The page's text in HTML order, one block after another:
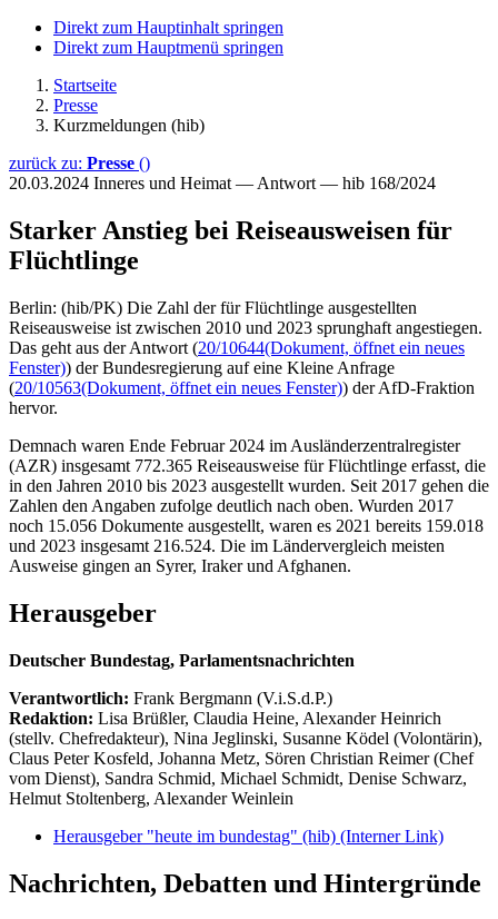
Direkt zum Hauptinhalt springen
Direkt zum Hauptmenü springen
Startseite
Presse
Kurzmeldungen (hib)
zurück zu: Presse ()
20.03.2024 Inneres und Heimat — Antwort — hib 168/2024
Starker Anstieg bei Reiseausweisen für
Flüchtlinge
Berlin: (hib/PK) Die Zahl der für Flüchtlinge ausgestellten
Reiseausweise ist zwischen 2010 und 2023 sprunghaft angestiegen.
Das geht aus der Antwort (20/10644(Dokument, öffnet ein neues
Fenster)) der Bundesregierung auf eine Kleine Anfrage
(20/10563(Dokument, öffnet ein neues Fenster)) der AfD-Fraktion
hervor.
Demnach waren Ende Februar 2024 im Ausländerzentralregister
(AZR) insgesamt 772.365 Reiseausweise für Flüchtlinge erfasst, die
in den Jahren 2010 bis 2023 ausgestellt wurden. Seit 2017 gehen die
Zahlen den Angaben zufolge deutlich nach oben. Wurden 2017
noch 15.056 Dokumente ausgestellt, waren es 2021 bereits 159.018
und 2023 insgesamt 216.524. Die im Ländervergleich meisten
Ausweise gingen an Syrer, Iraker und Afghanen.
Herausgeber
Deutscher Bundestag, Parlamentsnachrichten
Verantwortlich: Frank Bergmann (V.i.S.d.P.)
Redaktion: Lisa Brüßler, Claudia Heine, Alexander Heinrich
(stellv. Chefredakteur), Nina Jeglinski, Susanne Ködel (Volontärin),
Claus Peter Kosfeld, Johanna Metz, Sören Christian Reimer (Chef
vom Dienst), Sandra Schmid, Michael Schmidt, Denise Schwarz,
Helmut Stoltenberg, Alexander Weinlein
Herausgeber "heute im bundestag" (hib) (Interner Link)
Nachrichten, Debatten und Hintergründe